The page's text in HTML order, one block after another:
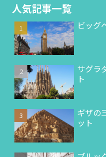
人気記事一覧
ビッグ
サグラ
ト
ギザの
ット